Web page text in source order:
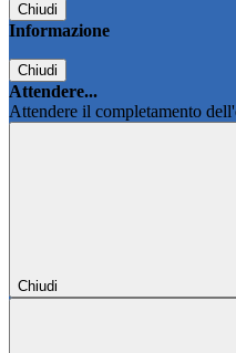
Chiudi
Informazione
Chiudi
Attendere...
Attendere il completamento
Chiudi